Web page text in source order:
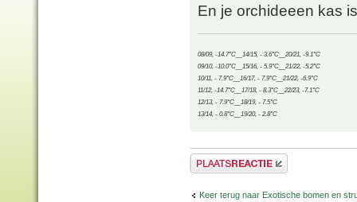
En je orchideeen kas
08/09, -14.7°C__14/15, - 3.6°C__20/21, -9.1°C
09/10, -10.0°C__15/16, - 5.9°C__21/22, -5.2°C
10/11, - 7.9°C__16/17, - 7.9°C__21/22, -6.9°C
11/12, -14.7°C__17/18, - 8.3°C__22/23, -7.1°C
12/13, - 7.9°C__18/19, - 7.5°C
13/14, - 0.8°C__19/20, - 2.8°C
Plaats een reactie
Keer terug naar Exotische bomen en